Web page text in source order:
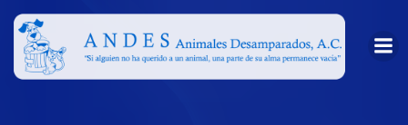
Skip
content